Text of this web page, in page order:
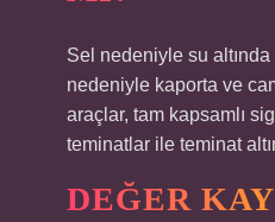
Sel nedeniyle su
nedeniyle kaporta ve
araçlar, tam kapsamlı
teminatlar ile teminat
DEĞER